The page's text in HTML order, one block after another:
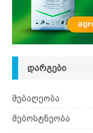
ᲓᲐᲠᲒᲔᲑᲘ
მებაღეობა
მებოსტნეობა